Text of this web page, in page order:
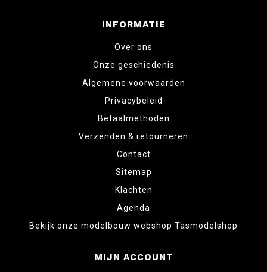
INFORMATIE
Over ons
Onze geschiedenis
Algemene voorwaarden
Privacybeleid
Betaalmethoden
Verzenden & retourneren
Contact
Sitemap
Klachten
Agenda
Bekijk onze modelbouw webshop Tasmodelshop
MIJN ACCOUNT